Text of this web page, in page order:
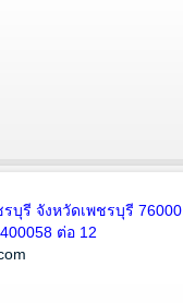
บุรี จังหวัดเพชรบุรี 76000
ต่อ 12